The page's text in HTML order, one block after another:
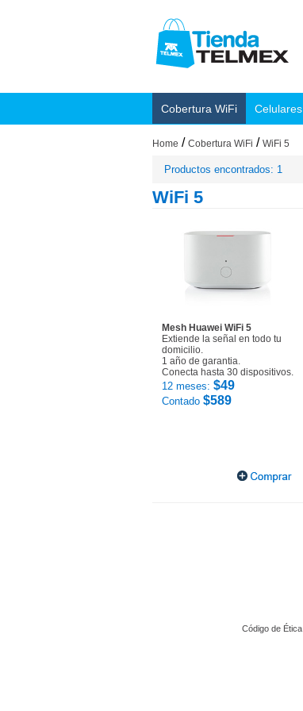
Cobertura WiFi Celulares
Home / Cobertura WiFi / WiFi 5
Productos encontrados: 1
WiFi 5
Mesh Huawei WiFi 5
Extiende la señal en todo tu
domicilio.
1 año de garantia.
Conecta hasta 30 dispositivos.
12 meses: $49
Contado $589
Código de Ética